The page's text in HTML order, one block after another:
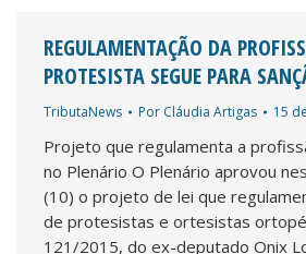
REGULAMENTAÇÃO DA
PROTESISTA SEGUE PARA
TributaNews Por Cláudia Artigas 15
Projeto que regulamenta a
no Plenário O Plenário aprovou
(10) o projeto de lei que
de protesistas e ortesistas
121/2015, do ex-deputado Onix